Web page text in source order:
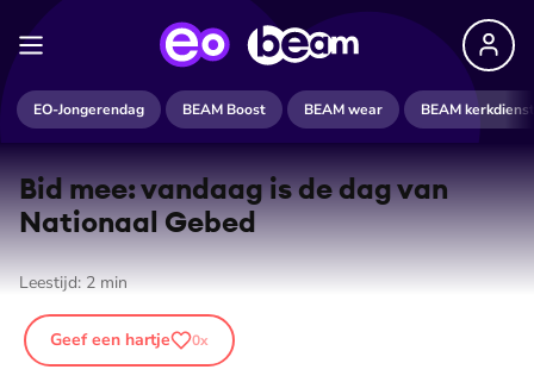
EO-Jongerendag BEAM Boost BEAM wear BEAM kerkdienst
Bid mee: vandaag is de dag van
Nationaal Gebed
Leestijd:2min
Geef een hartje 0x